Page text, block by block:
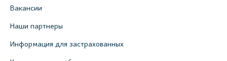
Клиника ОРТОКРОСС на Волжском пер.
д.3, В.О. (официальный партнёр)
Вакансии
Наши партнеры
Информация для застрахованных